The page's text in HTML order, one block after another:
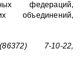
федераций,
объединений,
7-10-22,